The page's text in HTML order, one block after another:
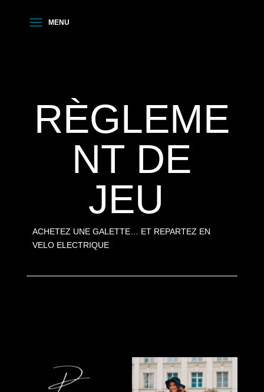
RÈGLEME
NT DE
JEU
ACHETEZ UNE GALETTE… ET REPARTEZ EN
VELO ELECTRIQUE